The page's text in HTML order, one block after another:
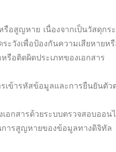
อสูญหาย เนื่องจากเป็นวัสดุกร
ะวังเพื่อป้องกันความเสียหายห
อติดผิดประเภทของเอกสาร
เข้ารหัสข้อมูลและการยืนยันตั
อกสารด้วยระบบตรวจสอบออน
ารสูญหายของข้อมูลทางดิจิทัล